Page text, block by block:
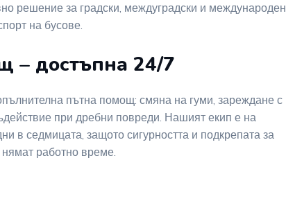
решение за градски, междуградски и международен
на бусове.
– достъпна 24/7
пътна помощ: смяна на гуми, зареждане с
при дребни повреди. Нашият екип е на
в седмицата, защото сигурността и подкрепата за
работно време.